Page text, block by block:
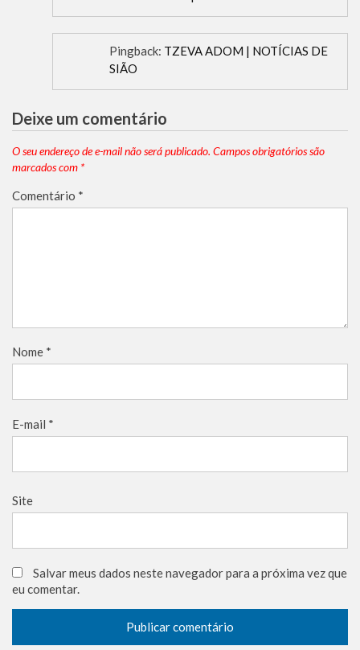
Pingback: TZEVA ADOM | NOTÍCIAS DE
SIÃO
Deixe um comentário
O seu endereço de e-mail não será publicado. Campos obrigatórios são
marcados com *
Comentário *
Nome *
E-mail *
Site
Salvar meus dados neste navegador para a próxima vez que
eu comentar.